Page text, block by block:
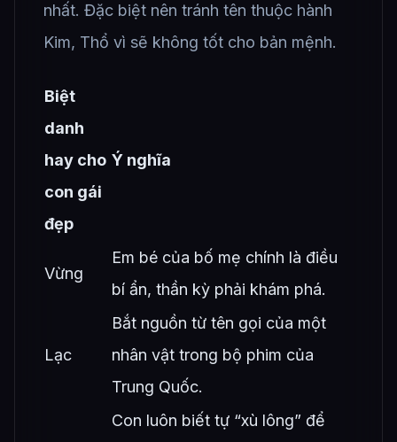
nhất. Đặc biệt nên tránh tên thuộc hành
Kim, Thổ vì sẽ không tốt cho bản mệnh.
Biệt
danh
hay cho
con gái
đẹp
Ý nghĩa
Vừng
Em bé của bố mẹ chính là điều
bí ẩn, thần kỳ phải khám phá.
Lạc
Bắt nguồn từ tên gọi của một
nhân vật trong bộ phim của
Trung Quốc.
Con luôn biết tự “xù lông” để